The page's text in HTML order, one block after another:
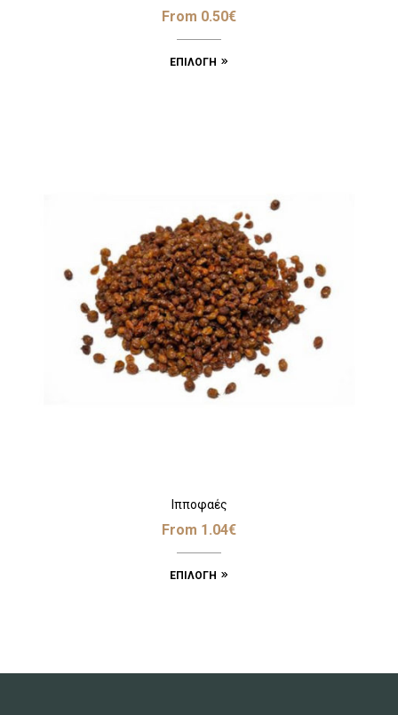
From 0.50€
ΕΠΙΛΟΓΉ
Ιπποφαές
From 1.04€
ΕΠΙΛΟΓΉ